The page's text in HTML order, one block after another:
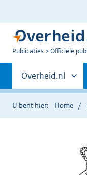
U
Publicaties Officiële
Primaire
navigatie
Andere
sites
binnen
Overheid.nl
U bent hier: Home